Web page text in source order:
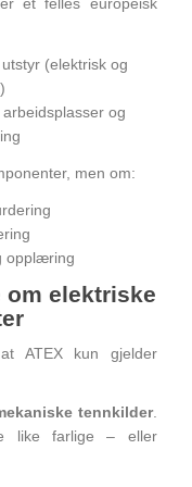
(elektrisk og
og
men om:
opplæring
om elektriske
ATEX kun gjelder
tennkilder.
like farlige – eller